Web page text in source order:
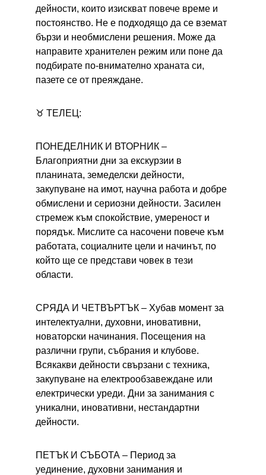
дейности, които изискват повече време и
постоянство. Не е подходящо да се вземат
бързи и необмислени решения. Може да
направите хранителен режим или поне да
подбирате по-внимателно храната си,
пазете се от преяждане.
♉ ТЕЛЕЦ:
ПОНЕДЕЛНИК И ВТОРНИК –
Благоприятни дни за екскурзии в
планината, земеделски дейности,
закупуване на имот, научна работа и добре
обмислени и сериозни дейности. Засилен
стремеж към спокойствие, умереност и
порядък. Мислите са насочени повече към
работата, социалните цели и начинът, по
който ще се представи човек в тези
области.
СРЯДА И ЧЕТВЪРТЪК – Хубав момент за
интелектуални, духовни, иновативни,
новаторски начинания. Посещения на
различни групи, събрания и клубове.
Всякакви дейности свързани с техника,
закупуване на електрообзавеждане или
електрически уреди. Дни за занимания с
уникални, иновативни, нестандартни
дейности.
ПЕТЪК И СЪБОТА – Период за
уединение, духовни занимания и